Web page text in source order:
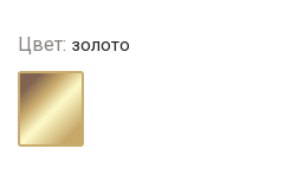
Цвет: золото
золото